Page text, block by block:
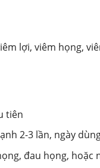
lợi, viêm họng,
tiên
2-3 lần, ngày
đau họng, hoặc